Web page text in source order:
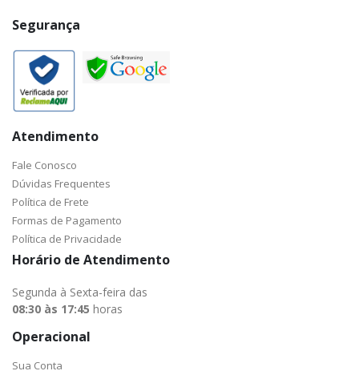
Segurança
Atendimento
Fale Conosco
Dúvidas Frequentes
Política de Frete
Formas de Pagamento
Política de Privacidade
Horário de Atendimento
Segunda à Sexta-feira das
08:30 às 17:45 horas
Operacional
Sua Conta